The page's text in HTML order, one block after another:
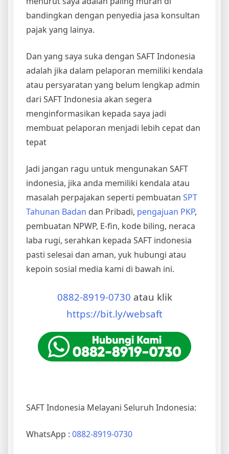
bandingkan dengan penyedia jasa konsultan
pajak yang lainya.
Dan yang saya suka dengan SAFT Indonesia
adalah jika dalam pelaporan memiliki kendala
atau persyaratan yang belum lengkap admin
dari SAFT Indonesia akan segera
menginformasikan kepada saya jadi
membuat pelaporan menjadi lebih cepat dan
tepat
Jadi jangan ragu untuk mengunakan SAFT
indonesia, jika anda memiliki kendala atau
masalah perpajakan seperti pembuatan SPT
Tahunan Badan dan Pribadi, pengajuan PKP,
pembuatan NPWP, E-fin, kode biling, neraca
laba rugi, serahkan kepada SAFT indonesia
pasti selesai dan aman, yuk hubungi atau
kepoin sosial media kami di bawah ini.
0882-8919-0730 atau klik
https://bit.ly/websaft
SAFT Indonesia Melayani Seluruh Indonesia:
WhatsApp : 0882-8919-0730